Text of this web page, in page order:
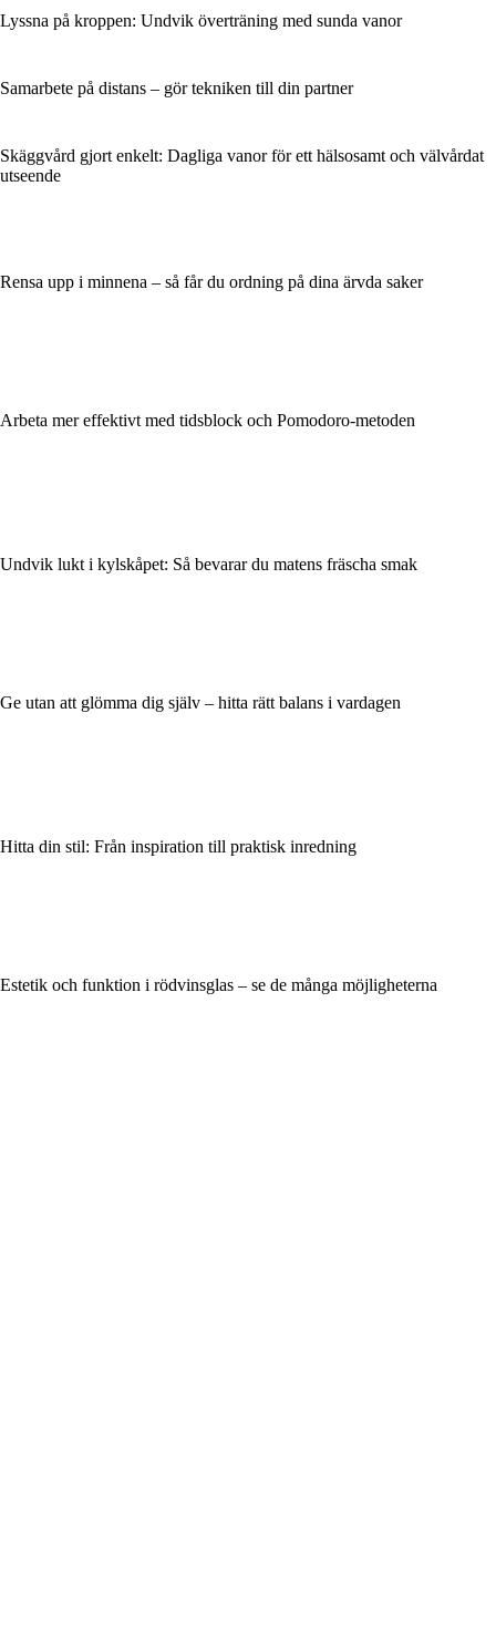
Lyssna på kroppen: Undvik överträning med sunda vanor
Samarbete på distans – gör tekniken till din partner
Skäggvård gjort enkelt: Dagliga vanor för ett hälsosamt och välvårdat
utseende
Rensa upp i minnena – så får du ordning på dina ärvda saker
Arbeta mer effektivt med tidsblock och Pomodoro-metoden
Undvik lukt i kylskåpet: Så bevarar du matens fräscha smak
Ge utan att glömma dig själv – hitta rätt balans i vardagen
Hitta din stil: Från inspiration till praktisk inredning
Estetik och funktion i rödvinsglas – se de många möjligheterna